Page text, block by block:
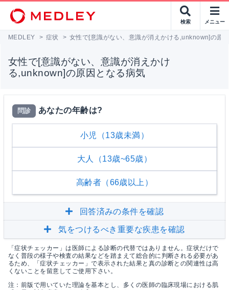
検索 メニュー
MEDLEY > 症状 > 女性で[意識がない、意識が消えかける,unknown]の原
女性で[意識がない、意識が消えかけ
る,unknown]の原因となる病気
問診 あなたの年齢は?
小児（13歳未満）
大人（13歳~65歳）
高齢者（66歳以上）
回答済みの条件を確認
気をつけるべき重要な疾患を確認
「症状チェッカー」は医師による診断の代替ではありません。症状だけで
なく普段の様子や検査の結果などを踏まえて総合的に判断される必要があ
るため、「症状チェッカー」で表示された結果と真の診断との関連性は高
くないことを留意してご使用下さい。
注：前版で用いていた理論を基本とし、多くの医師の臨床現場における肌